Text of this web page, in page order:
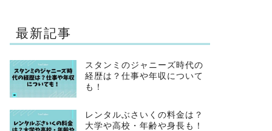
最新記事
スタンミのジャニーズ時代の
経歴は？仕事や年収について
も！
レンタルぶさいくの料金は？
大学や高校・年齢や身長も！